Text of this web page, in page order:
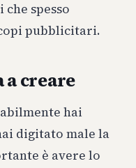
spesso
pubblicitari.
a creare
hai
digitato male la
è avere lo